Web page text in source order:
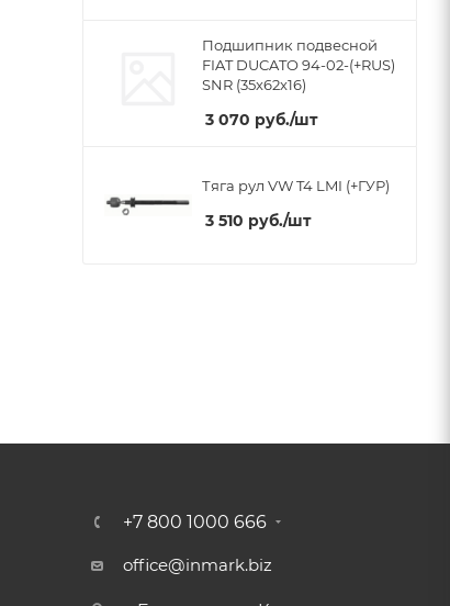
Подшипник подвесной
FIAT DUCATO 94-02-(+RUS)
SNR (35x62x16)
3 070 руб./шт
Тяга рул VW T4 LMI (+ГУР)
3 510 руб./шт
+7 800 1000 666
office@inmark.biz